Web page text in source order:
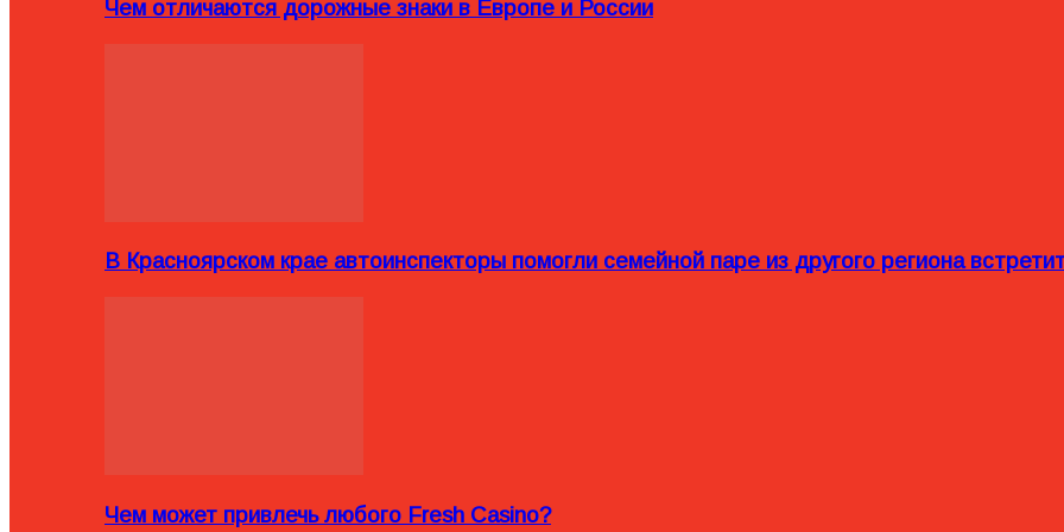
Чем отличаются дорожные знаки в Европе и России
В Красноярском крае автоинспекторы помогли семейной паре из другого региона
Чем может привлечь любого Fresh Casino?